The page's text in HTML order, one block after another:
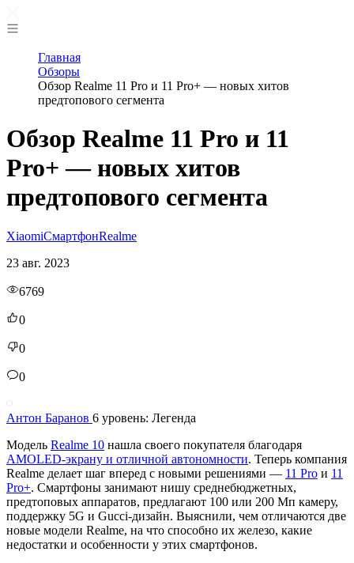
Главная
Обзоры
Обзор Realme 11 Pro и 11 Pro+ — новых хитов
предтопового сегмента
Обзор Realme 11 Pro и 11
Pro+ — новых хитов
предтопового сегмента
XiaomiСмартфонRealme
23 авг. 2023
6769
0
0
0
Антон Баранов 6 уровень: Легенда
Модель Realme 10 нашла своего покупателя благодаря
AMOLED-экрану и отличной автономности. Теперь компания
Realme делает шаг вперед с новыми решениями — 11 Pro и 11
Pro+. Смартфоны занимают нишу среднебюджетных,
предтоповых аппаратов, предлагают 100 или 200 Мп камеру,
поддержку 5G и Gucci-дизайн. Выяснили, чем отличаются две
новые модели Realme, на что способно их железо, какие
недостатки и особенности у этих смартфонов.